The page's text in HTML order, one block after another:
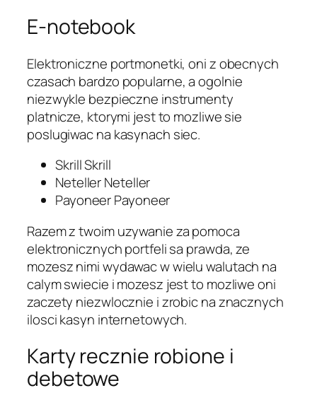
E-notebook
Elektroniczne portmonetki, oni z obecnych
czasach bardzo popularne, a ogolnie
niezwykle bezpieczne instrumenty
platnicze, ktorymi jest to mozliwe sie
poslugiwac na kasynach siec.
Skrill Skrill
Neteller Neteller
Payoneer Payoneer
Razem z twoim uzywanie za pomoca
elektronicznych portfeli sa prawda, ze
mozesz nimi wydawac w wielu walutach na
calym swiecie i mozesz jest to mozliwe oni
zaczety niezwlocznie i zrobic na znacznych
ilosci kasyn internetowych.
Karty recznie robione i
debetowe